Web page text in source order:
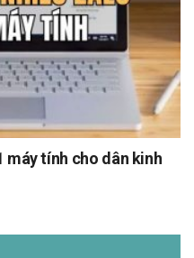
máy tính cho dân kinh